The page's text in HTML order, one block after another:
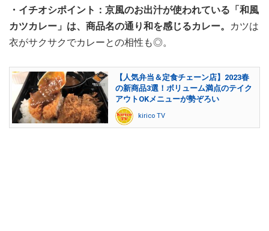
・イチオシポイント：京風のお出汁が使われている「和風
カツカレー」は、商品名の通り和を感じるカレー。
カツは
衣がサクサクでカレーとの相性も◎。
【人気弁当＆定食チェーン店】2023春
の新商品3選！ボリューム満点のテイク
アウトOKメニューが勢ぞろい
kirico TV